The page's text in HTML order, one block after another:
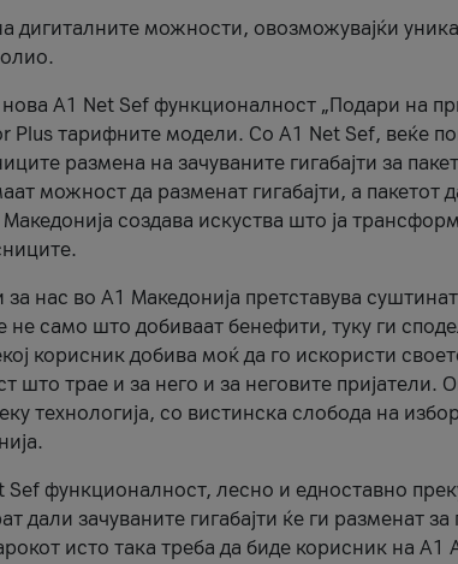
дигиталните можности, овозможувајќи
A1 Net Sef функционалност „Подари на
Plus тарифните модели. Со A1 Net Sef, веќе
размена на зачуваните гигабајти за
можност да разменат гигабајти, а пакетот
создава искуства што ја
нас во А1 Македонија претставува
не само што добиваат бенефити, туку ги
корисник добива моќ да го искористи
трае и за него и за неговите пријатели.
технологија, со вистинска слобода на
функционалност, лесно и едноставно
дали зачуваните гигабајти ќе ги разменат
исто така треба да биде корисник на